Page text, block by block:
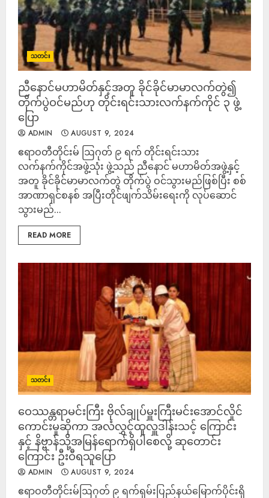
သတင်း
ညီနောင်မဟာမိတ်နှင့်အတူ ခိုင်ခိုင်မာမာလက်တွဲ၍
တိုက်ပွဲဝင်မည်ဟု တိုင်းရင်းသားလက်နက်ကိုင် ၃ ဖွဲ့
ပြော
ADMIN AUGUST 9, 2024
ဧရာဝတီတိုင်းမ် ဩဂုတ် ၉ ရက် တိုင်းရင်းသား
လက်နက်ကိုင်အဖွဲ့သုံး ဖွဲ့သည် ညီနောင် မဟာမိတ်အဖွဲ့နှင့်
အတူ ခိုင်ခိုင်မာမာလက်တွဲ တိုက်ပွဲ ဝင်သွားမည်ဖြစ်ပြီး စစ်
အာဏာရှင်စနစ် အပြီးတိုင်ဖျက်သိမ်းရေးကို လုပ်ဆောင်
သွားမည်...
READ MORE
သတင်း
ဝေဿန္တရာမင်းကြီး ဗိုလ်ချုပ်မှူးကြီးမင်းအောင်လှိုင်
ကောင်းမှုဆိုကာ အလံလွှင့်ထူလှူဒါန်းသင့် ကြောင်း
နှင့် နိဗ္ဗာန်သို့အမြန်ရောက်ရှိပါစေလို့ ဆုတောင်း
ကြောင်း ဦးဝီရသူပြော
ADMIN AUGUST 9, 2024
ဧရာဝတီတိုင်းမ်ဩဂုတ် ၉ ရက်ရှမ်းပြည်နယ်မြောက်ပိုင်းရှိ